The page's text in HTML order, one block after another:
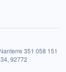
351 058 151
92772